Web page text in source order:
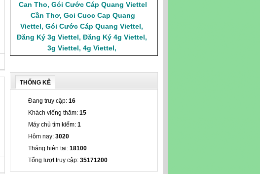
Can Tho, Gói Cước Cáp Quang Viettel
Cần Thơ, Goi Cuoc Cap Quang
Viettel, Gói Cước Cáp Quang Viettel,
Đăng Ký 3g Viettel, Đăng Ký 4g Viettel,
3g Viettel, 4g Viettel,
THỐNG KÊ
Đang truy cập: 16
Khách viếng thăm: 15
Máy chủ tìm kiếm: 1
Hôm nay: 3020
Tháng hiện tại: 18100
Tổng lượt truy cập: 35171200